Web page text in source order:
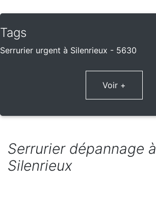
Tags
Serrurier urgent à Silenrieux - 5630
Voir +
Serrurier dépannage à
Silenrieux